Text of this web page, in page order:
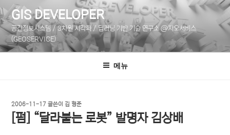
텐
츠
로
바
GIS DEVELOPER
공간정보시스템 / 3차원 시각화 / 딥러닝 기반 기술 연구소 @지오서비스
(GEOSERVICE)
메뉴
작
성
일
2006-11-17 글쓴이김 형준
[펌] “달라붙는 로봇” 발명자 김상배